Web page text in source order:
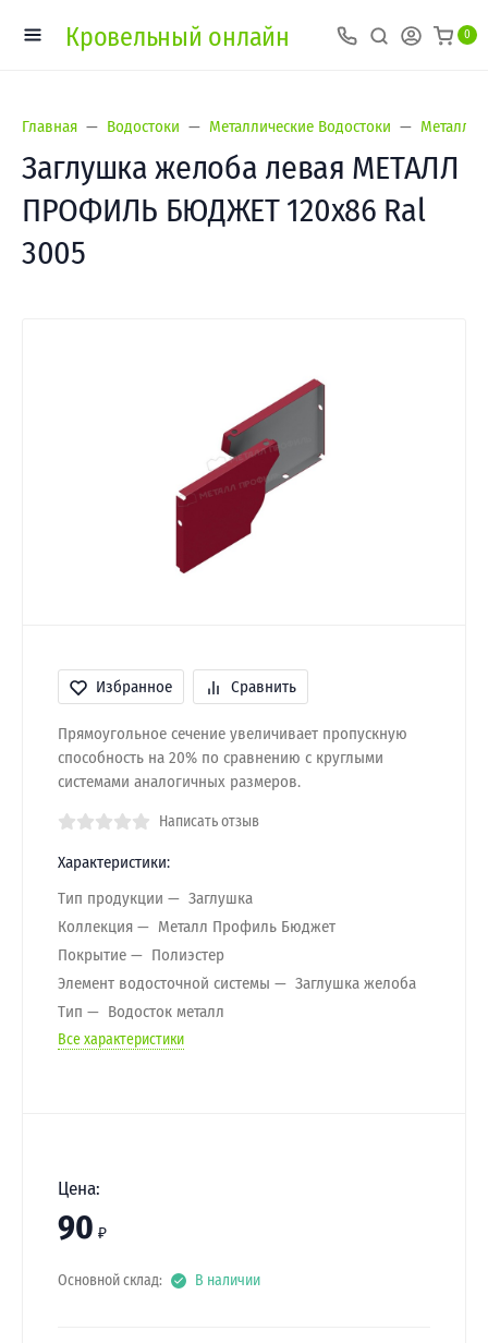
Кровельный онлайн 0
Главная Водостоки Металлические Водостоки Металл
Заглушка желоба левая МЕТАЛЛ
ПРОФИЛЬ БЮДЖЕТ 120х86 Ral
3005
Избранное Сравнить
Прямоугольное сечение увеличивает пропускную
способность на 20% по сравнению с круглыми
системами аналогичных размеров.
Написать отзыв
Характеристики:
Тип продукции
Заглушка
Коллекция
Металл Профиль Бюджет
Покрытие
Полиэстер
Элемент водосточной системы
Заглушка желоба
Тип
Водосток металл
Все характеристики
Цена:
90 ₽
Основной склад: В наличии